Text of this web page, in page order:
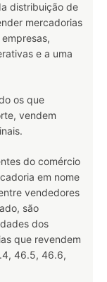
distribuição de
mercadorias
e a uma
os que
vendem
do comércio
em nome
vendedores
são
dos
que revendem
46.5, 46.6,